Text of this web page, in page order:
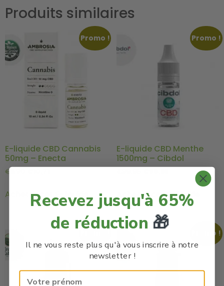
Produits similaires
Promo !
E-liquide CBD Cannabis
50mg – Enecta
€
Acheter cet E-liquide
Promo !
E-liquide CBD Menthe
1500mg – Cibdol
Acheter cet E-liquide
Promo !
Recevez jusqu'à 65%
de réduction 🎁
Il ne vous reste plus qu'à vous inscrire à notre
newsletter !